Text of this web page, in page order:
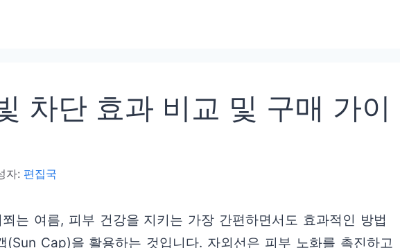
차단 효과 비교 및 구매 가이
자: 편집국
는 여름, 피부 건강을 지키는 가장 간편하면서도 효과적인 방법
(Sun Cap)을 활용하는 것입니다. 자외선은 피부 노화를 촉진하고